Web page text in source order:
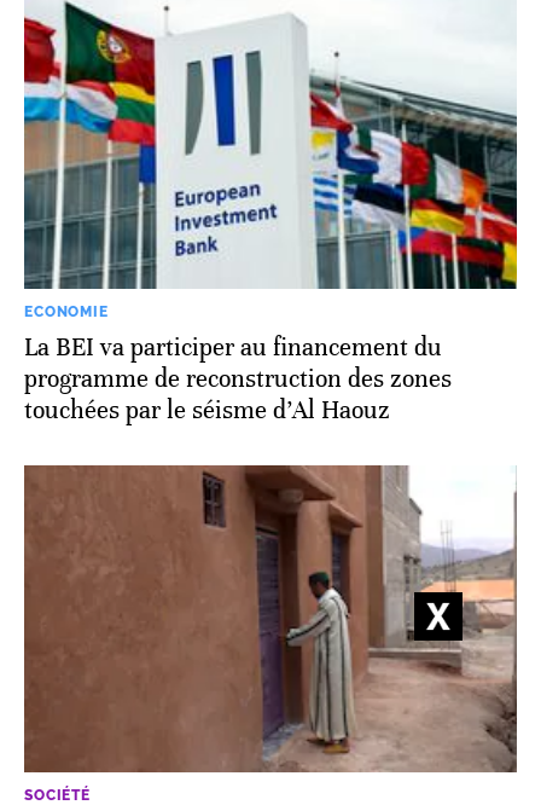
ECONOMIE
La BEI va participer au financement du
programme de reconstruction des zones
touchées par le séisme d’Al Haouz
SOCIÉTÉ